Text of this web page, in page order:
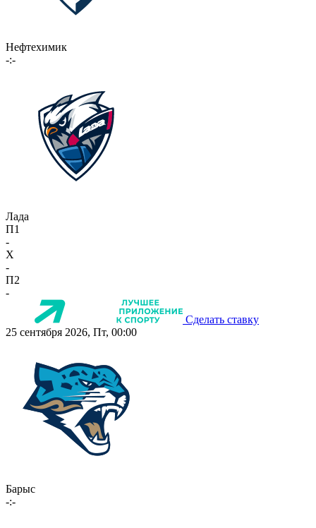
Нефтехимик
-:-
Лада
П1
-
X
-
П2
-
Сделать ставку
25 сентября 2026, Пт, 00:00
Барыс
-:-